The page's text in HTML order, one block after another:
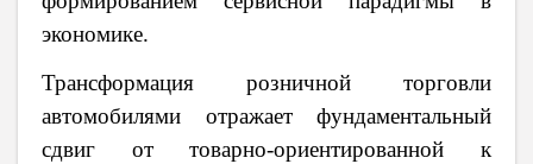
экономике.
Трансформация розничной торговли
автомобилями отражает фундаментальный
сдвиг от товарно-ориентированной к